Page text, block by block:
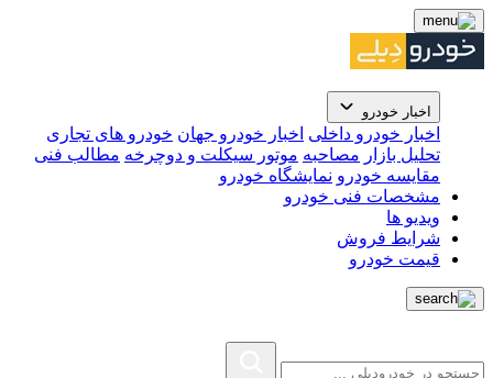
اخبار خودرو
اخبار خودرو داخلی اخبار خودرو جهان خودرو های تجاری
تحلیل بازار مصاحبه موتور سیکلت و دوچرخه مطالب فنی
مقایسه خودرو نمایشگاه خودرو
مشخصات فنی خودرو
ویدیو ها
شرایط فروش
قیمت خودرو